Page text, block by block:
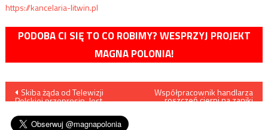
https://kancelaria-litwin.pl
PODOBA CI SIĘ TO CO ROBIMY? WESPRZYJ PROJEKT
MAGNA POLONIA!
Nawigacja
wpisu
Skiba żąda od Telewizji
Polskiej przeprosin. Jest
Współpracownik handlarza
roszczeń cierpi na zaniki